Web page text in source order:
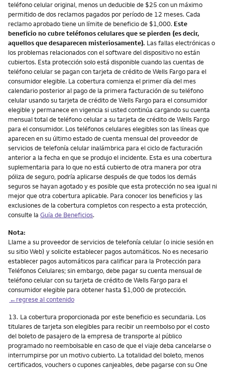
teléfono celular original, menos un deducible de $25 con un máximo
permitido de dos reclamos pagados por período de 12 meses. Cada
reclamo aprobado tiene un límite de beneficio de $1,000. Este
beneficio no cubre teléfonos celulares que se pierden (es decir,
aquellos que desaparecen misteriosamente). Las fallas electrónicas o
los problemas relacionados con el software del dispositivo no están
cubiertos. Esta protección solo está disponible cuando las cuentas de
teléfono celular se pagan con tarjeta de crédito de Wells Fargo para el
consumidor elegible. La cobertura comienza el primer día del mes
calendario posterior al pago de la primera facturación de su teléfono
celular usando su tarjeta de crédito de Wells Fargo para el consumidor
elegible y permanece en vigencia si usted continúa cargando su cuenta
mensual total de teléfono celular a su tarjeta de crédito de Wells Fargo
para el consumidor. Los teléfonos celulares elegibles son las líneas que
aparecen en su último estado de cuenta mensual del proveedor de
servicios de telefonía celular inalámbrica para el ciclo de facturación
anterior a la fecha en que se produjo el incidente. Esta es una cobertura
suplementaria para lo que no está cubierto de otra manera por otra
póliza de seguro, podría aplicarse después de que todos los demás
seguros se hayan agotado y es posible que esta protección no sea igual ni
mejor que otra cobertura aplicable. Para conocer los beneficios y las
exclusiones de la cobertura completos con respecto a esta protección,
consulte la Guía de Beneficios.
Nota:
Llame a su proveedor de servicios de telefonía celular (o inicie sesión en
su sitio Web) y solicite establecer pagos automáticos. No es necesario
establecer pagos automáticos para calificar para la Protección para
Teléfonos Celulares; sin embargo, debe pagar su cuenta mensual de
teléfono celular con su tarjeta de crédito de Wells Fargo para el
consumidor elegible para obtener hasta $1,000 de protección.
←regrese al contenido
Nota
13. La cobertura proporcionada por este beneficio es secundaria. Los
titulares de tarjeta son elegibles para recibir un reembolso por el costo
del boleto de pasajero de la empresa de transporte al público
programado no reembolsable en caso de que el viaje deba cancelarse o
interrumpirse por un motivo cubierto. La totalidad del boleto, menos
certificados, vouchers o cupones canjeables, debe pagarse con su One